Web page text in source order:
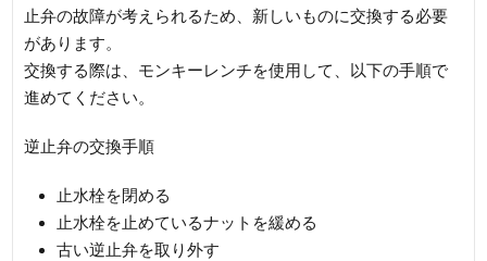
止弁の故障が考えられるため、新しいものに交換する必要
があります。
交換する際は、モンキーレンチを使用して、以下の手順で
進めてください。
逆止弁の交換手順
止水栓を閉める
止水栓を止めているナットを緩める
古い逆止弁を取り外す